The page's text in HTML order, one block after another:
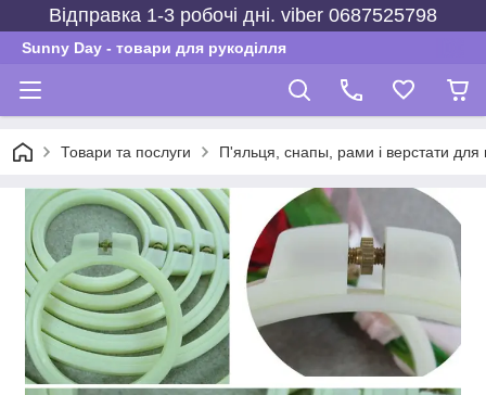
Відправка 1-3 робочі дні. viber 0687525798
Sunny Day - товари для рукоділля
Товари та послуги П'яльця, снапы, рами і верстати для